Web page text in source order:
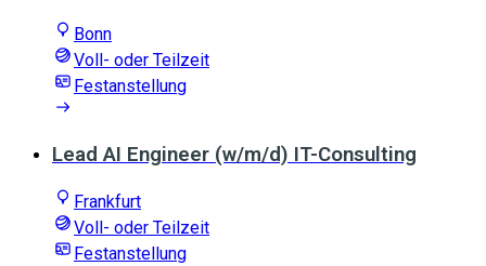
Bonn
Voll- oder Teilzeit
Festanstellung
Lead AI Engineer (w/m/d) IT-Consulting
Frankfurt
Voll- oder Teilzeit
Festanstellung